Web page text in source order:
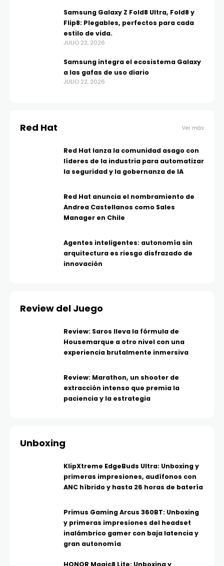
Samsung Galaxy Z Fold8 Ultra, Fold8 y
Flip8: Plegables, perfectos para cada
estilo de vida.
JULIO 22, 2026
Samsung integra el ecosistema Galaxy
a las gafas de uso diario
JULIO 22, 2026
Red Hat Ver más
Red Hat lanza la comunidad asago con
líderes de la industria para automatizar
la seguridad y la gobernanza de IA
Red Hat anuncia el nombramiento de
Andrea Castellanos como Sales
Manager en Chile
Agentes inteligentes: autonomía sin
arquitectura es riesgo disfrazado de
innovación
Review del Juego
Review: Saros lleva la fórmula de
Housemarque a otro nivel con una
experiencia brutalmente inmersiva
Review: Marathon, un shooter de
extracción intenso que premia la
paciencia y la estrategia
Unboxing
KlipXtreme EdgeBuds Ultra: Unboxing y
primeras impresiones, audífonos con
ANC híbrido y hasta 26 horas de batería
Primus Gaming Arcus 360BT: Unboxing
y primeras impresiones del headset
inalámbrico gamer con baja latencia y
gran autonomía